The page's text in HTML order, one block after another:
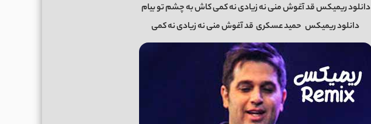
دانلود ریمیکس قد آغوش منی نه زیادی نه کمی کاش به چشم تو بیام
دانلود ریمیکس حمید عسکری قد آغوش منی نه زیادی نه کمی